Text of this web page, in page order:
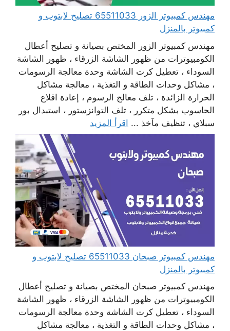
مهندس كمبيوتر الزور 65511033 تصليح لابتوب و
كمبيوتر بالمنزل
مهندس كمبيوتر الزور المختص بصيانة و تصليح أعطال
الكومبيوترات من ظهور الشاشة الزرقاء ، ظهور الشاشة
السوداء ، تعطيل كرت الشاشة وحدة معالجة الرسومات
، مشاكل وحدات الطاقة و التغذية ، معالجة مشاكل
الحرارة الزائدة ، تلف معالج الرسوم ، إعادة اقلاع
الحاسوب بشكل متكرر ، تلف التوانزستور ، استبدال بور
سبلاي ، تنظيف مآخذ ... اقرأ المزيد
مهندس كمبيوتر صبحان 65511033 تصليح لابتوب و
كمبيوتر بالمنزل
مهندس كمبيوتر صبحان المختص بصيانة و تصليح أعطال
الكومبيوترات من ظهور الشاشة الزرقاء ، ظهور الشاشة
السوداء ، تعطيل كرت الشاشة وحدة معالجة الرسومات
، مشاكل وحدات الطاقة و التغذية ، معالجة مشاكل